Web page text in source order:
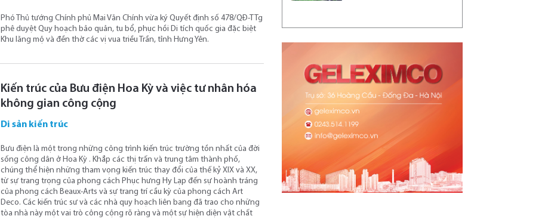
Phó Thủ tướng Chính phủ Mai Văn Chính vừa ký Quyết định số 478/QĐ-TTg
phê duyệt Quy hoạch bảo quản, tu bổ, phục hồi Di tích quốc gia đặc biệt
Khu lăng mộ và đền thờ các vị vua triều Trần, tỉnh Hưng Yên.
Kiến trúc của Bưu điện Hoa Kỳ và việc tư nhân hóa
không gian công cộng
Di sản kiến trúc
Bưu điện là một trong những công trình kiến ​​trúc trường tồn nhất của đời
sống công dân ở Hoa Kỳ . Khắp các thị trấn và trung tâm thành phố,
chúng thể hiện những tham vọng kiến ​​trúc thay đổi của thế kỷ XIX và XX,
từ sự trang trọng của phong cách Phục hưng Hy Lạp đến sự hoành tráng
của phong cách Beaux-Arts và sự trang trí cầu kỳ của phong cách Art
Deco. Các kiến ​​trúc sư và các nhà quy hoạch liên bang đã trao cho những
tòa nhà này một vai trò công cộng rõ ràng và một sự hiện diện vật chất